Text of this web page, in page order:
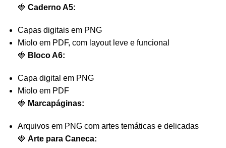
🍓 Caderno A5:
Capas digitais em PNG
Miolo em PDF, com layout leve e funcional
🍓 Bloco A6:
Capa digital em PNG
Miolo em PDF
🍓 Marcapáginas:
Arquivos em PNG com artes temáticas e delicadas
🍓 Arte para Caneca: